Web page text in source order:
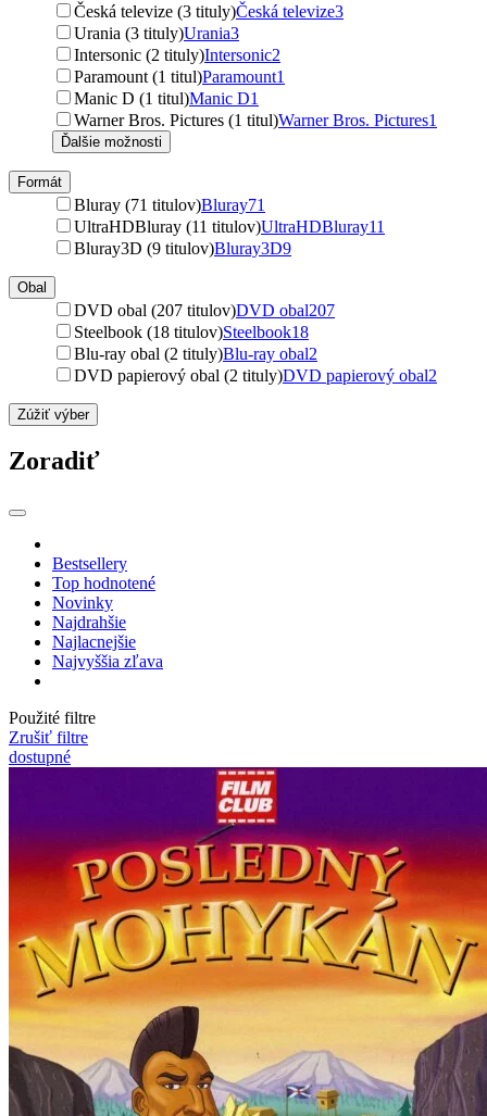
Česká televize (3 tituly)Česká televize3
Urania (3 tituly)Urania3
Intersonic (2 tituly)Intersonic2
Paramount (1 titul)Paramount1
Manic D (1 titul)Manic D1
Warner Bros. Pictures (1 titul)Warner Bros. Pictures1
Ďalšie možnosti
Formát
Bluray (71 titulov)Bluray71
UltraHDBluray (11 titulov)UltraHDBluray11
Bluray3D (9 titulov)Bluray3D9
Obal
DVD obal (207 titulov)DVD obal207
Steelbook (18 titulov)Steelbook18
Blu-ray obal (2 tituly)Blu-ray obal2
DVD papierový obal (2 tituly)DVD papierový obal2
Zúžiť výber
Zoradiť
Bestsellery
Top hodnotené
Novinky
Najdrahšie
Najlacnejšie
Najvyššia zľava
Použité filtre
Zrušiť filtre
dostupné